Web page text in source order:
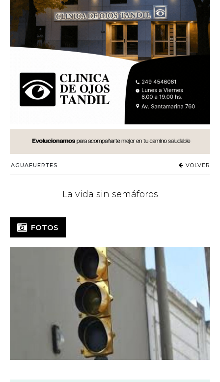
AGUAFUERTES VOLVER
La vida sin semáforos
FOTOS